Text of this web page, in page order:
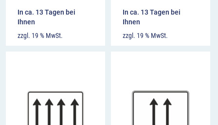
In ca. 13 Tagen bei
Ihnen
zzgl. 19 % MwSt.
In ca. 13 Tagen bei
Ihnen
zzgl. 19 % MwSt.